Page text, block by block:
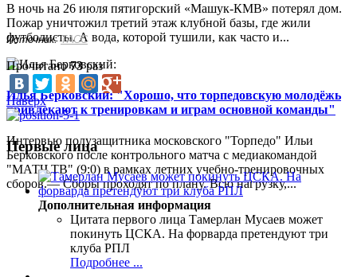
В ночь на 26 июля пятигорский «Машук-КМВ» потерял дом.
Пожар уничтожил третий этаж клубной базы, где жили
футболисты. А вода, которой тушили, как часто и...
Илья Берковский: "Хорошо, что торпедовскую молодёжь
привлекают к тренировкам и играм основной команды"
Интервью полузащитника московского "Торпедо" Ильи
Берковского после контрольного матча с медиакомандой
"МАТЧ ТВ" (9:0) в рамках летних учебно-тренировочных
сборов.— Сборы проходят по плану. Всю нагрузку,...
Источник:ТАСС
Прочитано73раз
Наверх
Первые лица
Дополнительная информация
Цитата первого лица Тамерлан Мусаев может
покинуть ЦСКА. На форварда претендуют три
клуба РПЛ
Подробнее ...